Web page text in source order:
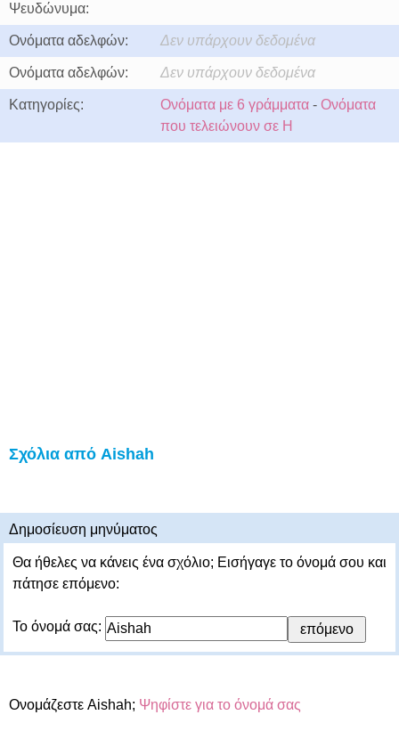
Ψευδώνυμα:
Ονόματα αδελφών: Δεν υπάρχουν δεδομένα
Ονόματα αδελφών: Δεν υπάρχουν δεδομένα
Κατηγορίες: Ονόματα με 6 γράμματα - Ονόματα
που τελειώνουν σε H
Σχόλια από Aishah
Δημοσίευση μηνύματος
Θα ήθελες να κάνεις ένα σχόλιο; Εισήγαγε το όνομά σου και
πάτησε επόμενο:
Το όνομά σας:
Ονομάζεστε Aishah; Ψηφίστε για το όνομά σας